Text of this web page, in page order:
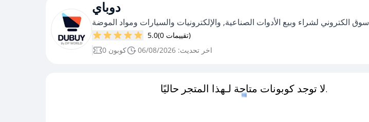
دوباي
سوق الكتروني لشراء وبيع الأدوات الصناعية, والإلكترونيات والسيارات ومواد الموضة
5.0
(0 تقييمات)
0 كوبون
اخر تحديث: 06/08/2026
لا توجد كوبونات متاحة لـهذا المتجر حاليًا.